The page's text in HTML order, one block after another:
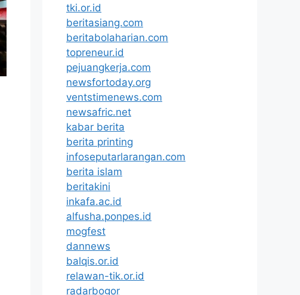
tki.or.id
beritasiang.com
beritabolaharian.com
topreneur.id
pejuangkerja.com
newsfortoday.org
ventstimenews.com
newsafric.net
kabar berita
berita printing
infoseputarlarangan.com
berita islam
beritakini
inkafa.ac.id
alfusha.ponpes.id
mogfest
dannews
balqis.or.id
relawan-tik.or.id
radarbogor